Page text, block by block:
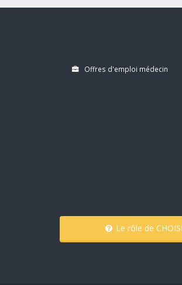
Offres d'emploi médecin
Le rôle